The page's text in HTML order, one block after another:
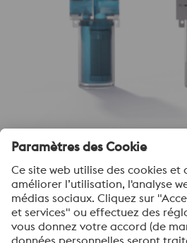
Filtre de liquide de